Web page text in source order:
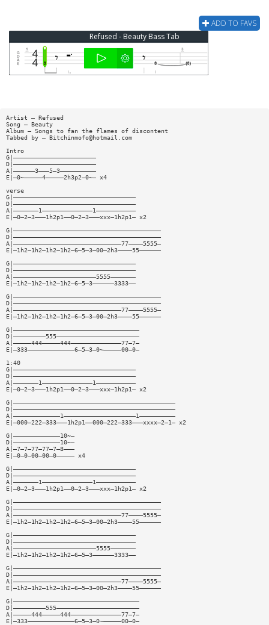
ADD TO FAVS
Refused - Beauty Bass Tab
Artist — Refused
Song — Beauty
Album — Songs to fan the flames of discontent
Tabbed by — Bitchinmofo@hotmail.com
Intro
G|———————————————————————
D|———————————————————————
A|——————3———5—3——————————
E|—0~—————4—————2h3p2—0~— x4
verse
G|——————————————————————————————————
D|——————————————————————————————————
A|———————1——————————————1———————————
E|—0—2—3———1h2p1——0—2—3———xxx—1h2p1— x2
G|—————————————————————————————————————————
D|—————————————————————————————————————————
A|——————————————————————————————77————5555—
E|—1h2—1h2—1h2—1h2—6—5—3—00—2h3————55——————
G|——————————————————————————————————
D|——————————————————————————————————
A|———————————————————————5555———————
E|—1h2—1h2—1h2—1h2—6—5—3——————3333——
G|—————————————————————————————————————————
D|—————————————————————————————————————————
A|——————————————————————————————77————5555—
E|—1h2—1h2—1h2—1h2—6—5—3—00—2h3————55——————
G|———————————————————————————————————
D|—————————555———————————————————————
A|—————444—————444——————————————77—7—
E|—333—————————————6—5—3—0~—————00—0—
1:40
G|——————————————————————————————————
D|——————————————————————————————————
A|———————1——————————————1———————————
E|—0—2—3———1h2p1——0—2—3———xxx—1h2p1— x2
G|—————————————————————————————————————————————
D|—————————————————————————————————————————————
A|—————————————1————————————————————1——————————
E|—000—222—333———1h2p1——000—222—333———xxxx—2—1— x2
G|—————————————10~—
D|—————————————10~—
A|—7—7—77—77—7—8———
E|—0—0—00—00—0————— x4
G|——————————————————————————————————
D|——————————————————————————————————
A|———————1——————————————1———————————
E|—0—2—3———1h2p1——0—2—3———xxx—1h2p1— x2
G|—————————————————————————————————————————
D|—————————————————————————————————————————
A|——————————————————————————————77————5555—
E|—1h2—1h2—1h2—1h2—6—5—3—00—2h3————55——————
G|——————————————————————————————————
D|——————————————————————————————————
A|———————————————————————5555———————
E|—1h2—1h2—1h2—1h2—6—5—3——————3333——
G|—————————————————————————————————————————
D|—————————————————————————————————————————
A|——————————————————————————————77————5555—
E|—1h2—1h2—1h2—1h2—6—5—3—00—2h3————55——————
G|———————————————————————————————————
D|—————————555———————————————————————
A|—————444—————444——————————————77—7—
E|—333—————————————6—5—3—0~—————00—0—